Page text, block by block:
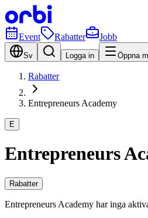
Event Rabatter Jobb
Sv Logga in Öppna
Rabatter
Entrepreneurs Academy
E
Entrepreneurs
Rabatter
Entrepreneurs Academy har inga